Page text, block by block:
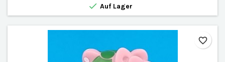
 Auf Lager
favorite_border